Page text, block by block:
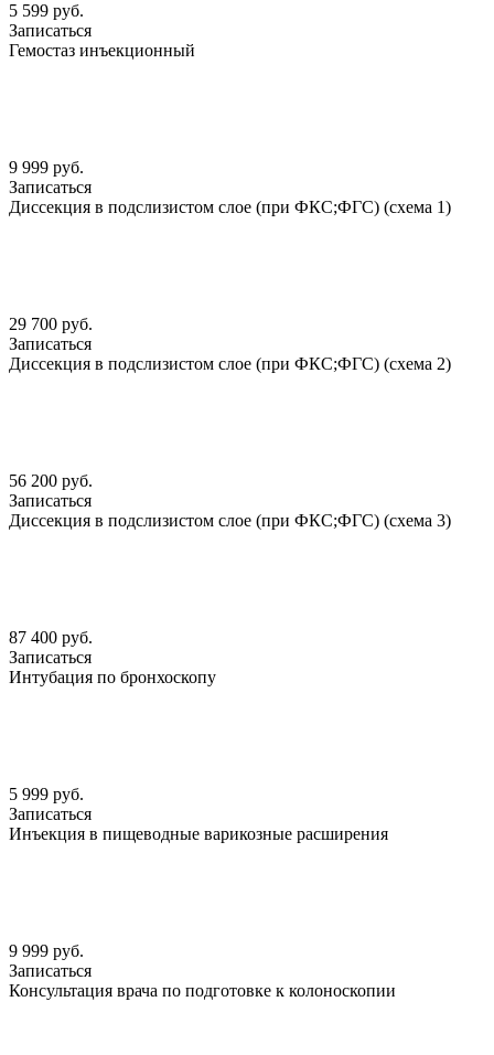
5 599 руб.
Записаться
Гемостаз инъекционный
9 999 руб.
Записаться
Диссекция в подслизистом слое (при ФКС;ФГС) (схема 1)
29 700 руб.
Записаться
Диссекция в подслизистом слое (при ФКС;ФГС) (схема 2)
56 200 руб.
Записаться
Диссекция в подслизистом слое (при ФКС;ФГС) (схема 3)
87 400 руб.
Записаться
Интубация по бронхоскопу
5 999 руб.
Записаться
Инъекция в пищеводные варикозные расширения
9 999 руб.
Записаться
Консультация врача по подготовке к колоноскопии